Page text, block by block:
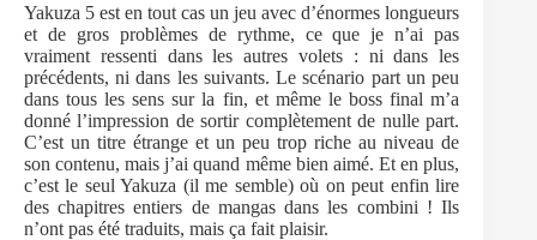
Yakuza 5 est en tout cas un jeu avec d’énormes longueurs
et de gros problèmes de rythme, ce que je n’ai pas
vraiment ressenti dans les autres volets : ni dans les
précédents, ni dans les suivants. Le scénario part un peu
dans tous les sens sur la fin, et même le boss final m’a
donné l’impression de sortir complètement de nulle part.
C’est un titre étrange et un peu trop riche au niveau de
son contenu, mais j’ai quand même bien aimé. Et en plus,
c’est le seul Yakuza (il me semble) où on peut enfin lire
des chapitres entiers de mangas dans les combini ! Ils
n’ont pas été traduits, mais ça fait plaisir.